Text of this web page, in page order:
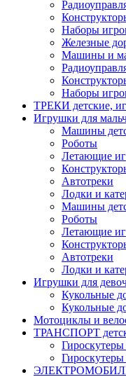
Наборы
Железные
Машины и
Наборы
ТРЕКИ детские,
Игрушки для
Машины
Роботы
Летающие
Автотреки
Лодки и
Машины
Роботы
Летающие
Автотреки
Лодки и
Игрушки для
Кукольные
Кукольные
Мотоциклы и
ТРАНСПОРТ
ЭЛЕКТРОМОБИЛИ